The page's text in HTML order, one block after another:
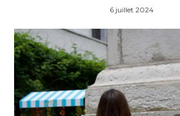
6 juillet 2024